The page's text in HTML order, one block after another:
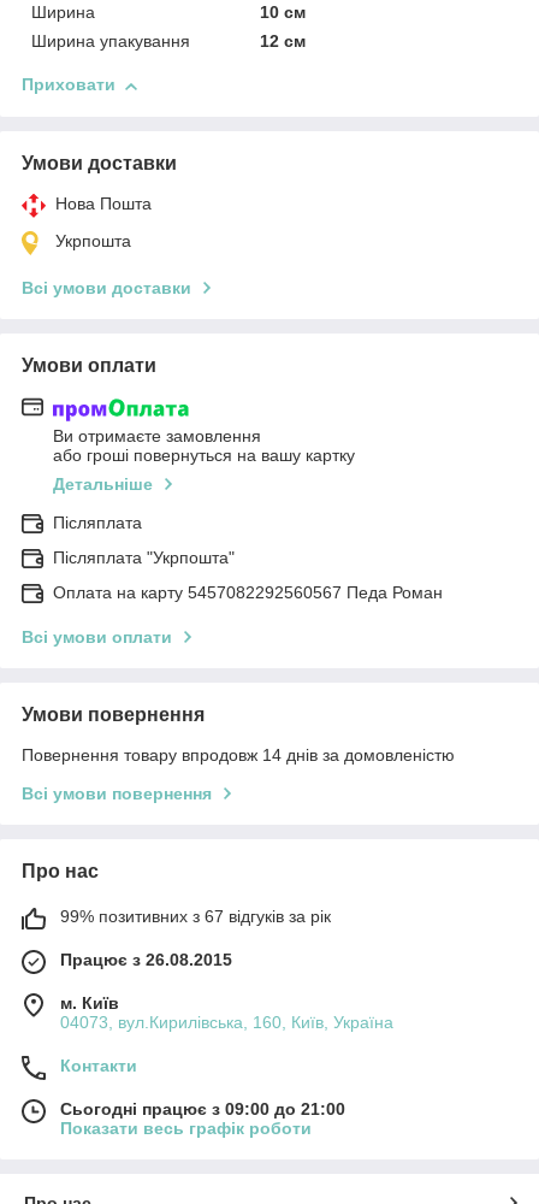
Ширина
10 см
Ширина упакування
12 см
Приховати
Умови доставки
Нова Пошта
Укрпошта
Всі умови доставки
Умови оплати
Ви отримаєте замовлення
або гроші повернуться на вашу картку
Детальніше
Післяплата
Післяплата "Укрпошта"
Оплата на карту 5457082292560567 Педа Роман
Всі умови оплати
Умови повернення
Повернення товару впродовж 14 днів за домовленістю
Всі умови повернення
Про нас
99% позитивних з 67 відгуків за рік
Працює з 26.08.2015
м. Київ
04073, вул.Кирилівська, 160, Київ, Україна
Контакти
Сьогодні працює з 09:00 до 21:00
Показати весь графік роботи